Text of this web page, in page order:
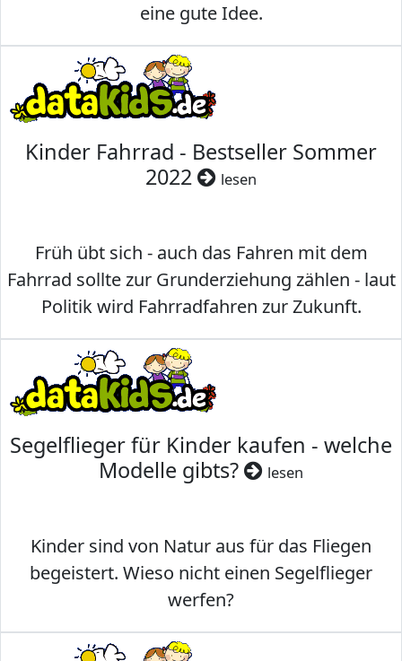
eine gute Idee.
Kinder Fahrrad - Bestseller Sommer
2022
lesen
Früh übt sich - auch das Fahren mit dem
Fahrrad sollte zur Grunderziehung zählen - laut
Politik wird Fahrradfahren zur Zukunft.
Segelflieger für Kinder kaufen - welche
Modelle gibts?
lesen
Kinder sind von Natur aus für das Fliegen
begeistert. Wieso nicht einen Segelflieger
werfen?